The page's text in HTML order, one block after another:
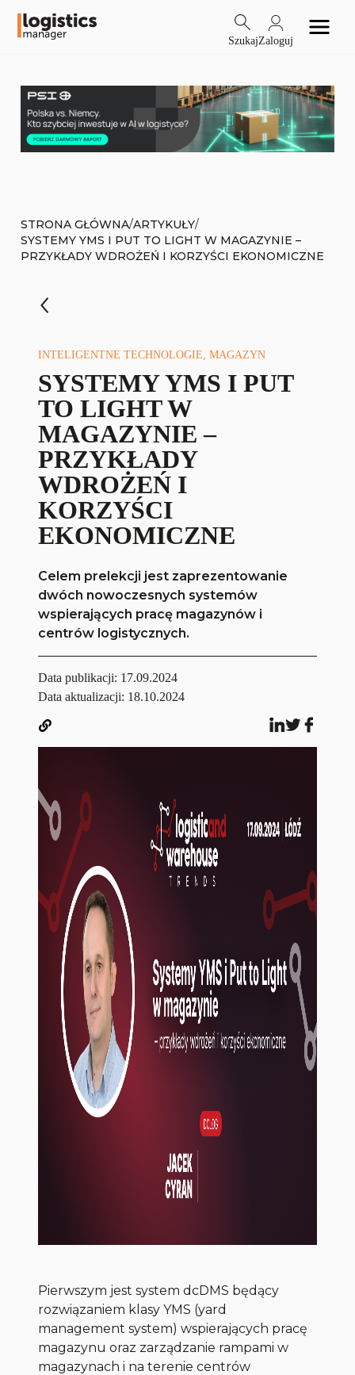
SzukajZaloguj
STRONA GŁÓWNA/ARTYKUŁY/
SYSTEMY YMS I PUT TO LIGHT W MAGAZYNIE –
PRZYKŁADY WDROŻEŃ I KORZYŚCI EKONOMICZNE
INTELIGENTNE TECHNOLOGIE, MAGAZYN
SYSTEMY YMS I PUT
TO LIGHT W
MAGAZYNIE –
PRZYKŁADY
WDROŻEŃ I
KORZYŚCI
EKONOMICZNE
Celem prelekcji jest zaprezentowanie
dwóch nowoczesnych systemów
wspierających pracę magazynów i
centrów logistycznych.
Data publikacji: 17.09.2024
Data aktualizacji: 18.10.2024
Pierwszym jest system dcDMS będący
rozwiązaniem klasy YMS (yard
management system) wspierających pracę
magazynu oraz zarządzanie rampami w
magazynach i na terenie centrów